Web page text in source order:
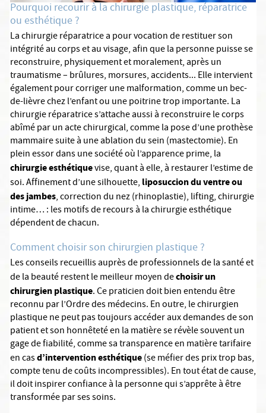
Pourquoi recourir à la chirurgie plastique, réparatrice
ou esthétique ?
La chirurgie réparatrice a pour vocation de restituer son
intégrité au corps et au visage, afin que la personne puisse se
reconstruire, physiquement et moralement, après un
traumatisme – brûlures, morsures, accidents... Elle intervient
également pour corriger une malformation, comme un bec-
de-lièvre chez l’enfant ou une poitrine trop importante. La
chirurgie réparatrice s’attache aussi à reconstruire le corps
abîmé par un acte chirurgical, comme la pose d’une prothèse
mammaire suite à une ablation du sein (mastectomie). En
plein essor dans une société où l’apparence prime, la
chirurgie esthétiquevise, quant à elle, à restaurer l’estime de
soi. Affinement d’une silhouette, liposuccion du ventre ou
des jambes, correction du nez (rhinoplastie), lifting, chirurgie
intime… : les motifs de recours à la chirurgie esthétique
dépendent de chacun.
Comment choisir son chirurgien plastique ?
Les conseils recueillis auprès de professionnels de la santé et
de la beauté restent le meilleur moyen dechoisir un
chirurgien plastique. Ce praticien doit bien entendu être
reconnu par l’Ordre des médecins. En outre, le chirurgien
plastique ne peut pas toujours accéder aux demandes de son
patient et son honnêteté en la matière se révèle souvent un
gage de fiabilité, comme sa transparence en matière tarifaire
en casd’intervention esthétique(se méfier des prix trop bas,
compte tenu de coûts incompressibles). En tout état de cause,
il doit inspirer confiance à la personne qui s’apprête à être
transformée par ses soins.